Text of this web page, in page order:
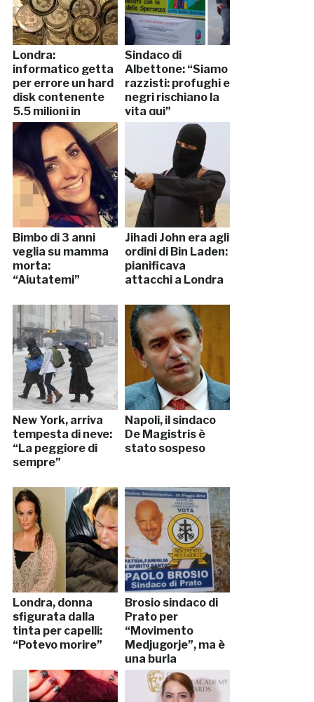
Londra:
informatico getta
per errore un hard
disk contenente
5,5 milioni in
bitcoin
Sindaco di
Albettone: “Siamo
razzisti: profughi e
negri rischiano la
vita qui”
Bimbo di 3 anni
veglia su mamma
morta:
“Aiutatemi”
Jihadi John era agli
ordini di Bin Laden:
pianificava
attacchi a Londra
New York, arriva
tempesta di neve:
“La peggiore di
sempre”
Napoli, il sindaco
De Magistris è
stato sospeso
Londra, donna
sfigurata dalla
tinta per capelli:
“Potevo morire”
Brosio sindaco di
Prato per
“Movimento
Medjugorje”, ma è
una burla